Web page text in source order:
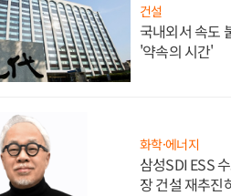
건설
국내외서 속도
'약속의 시간'
화학·에너지
삼성SDI ESS
장 건설 재추진